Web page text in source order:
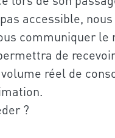
accessible, nous
communiquer le
de
réel de
?